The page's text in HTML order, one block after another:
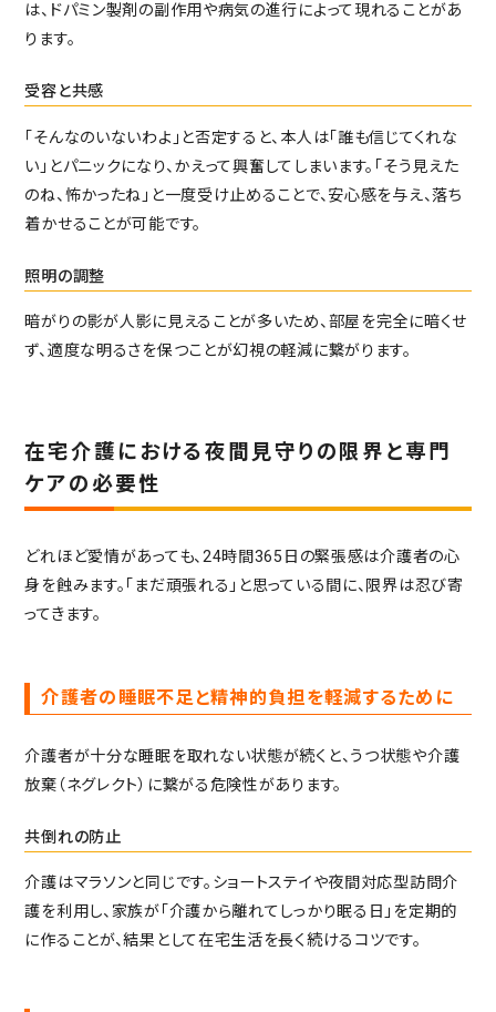
は、ドパミン製剤の副作用や病気の進行によって現れることがあ
ります。
受容と共感
「そんなのいないわよ」と否定すると、本人は「誰も信じてくれな
い」とパニックになり、かえって興奮してしまいます。「そう見えた
のね、怖かったね」と一度受け止めることで、安心感を与え、落ち
着かせることが可能です。
照明の調整
暗がりの影が人影に見えることが多いため、部屋を完全に暗くせ
ず、適度な明るさを保つことが幻視の軽減に繋がります。
在宅介護における夜間見守りの限界と専門
ケアの必要性
どれほど愛情があっても、24時間365日の緊張感は介護者の心
身を蝕みます。「まだ頑張れる」と思っている間に、限界は忍び寄
ってきます。
介護者の睡眠不足と精神的負担を軽減するために
介護者が十分な睡眠を取れない状態が続くと、うつ状態や介護
放棄（ネグレクト）に繋がる危険性があります。
共倒れの防止
介護はマラソンと同じです。ショートステイや夜間対応型訪問介
護を利用し、家族が「介護から離れてしっかり眠る日」を定期的
に作ることが、結果として在宅生活を長く続けるコツです。